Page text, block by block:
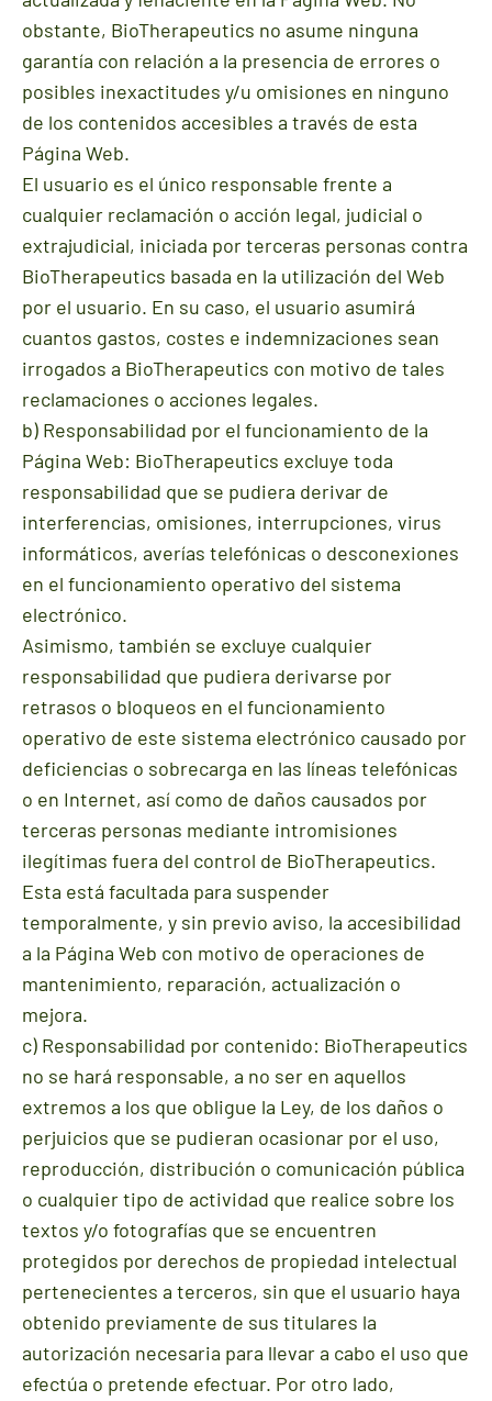
obstante, BioTherapeutics no asume ninguna
garantía con relación a la presencia de errores o
posibles inexactitudes y/u omisiones en ninguno
de los contenidos accesibles a través de esta
Página Web.
El usuario es el único responsable frente a
cualquier reclamación o acción legal, judicial o
extrajudicial, iniciada por terceras personas contra
BioTherapeutics basada en la utilización del Web
por el usuario. En su caso, el usuario asumirá
cuantos gastos, costes e indemnizaciones sean
irrogados a BioTherapeutics con motivo de tales
reclamaciones o acciones legales.
b) Responsabilidad por el funcionamiento de la
Página Web: BioTherapeutics excluye toda
responsabilidad que se pudiera derivar de
interferencias, omisiones, interrupciones, virus
informáticos, averías telefónicas o desconexiones
en el funcionamiento operativo del sistema
electrónico.
Asimismo, también se excluye cualquier
responsabilidad que pudiera derivarse por
retrasos o bloqueos en el funcionamiento
operativo de este sistema electrónico causado por
deficiencias o sobrecarga en las líneas telefónicas
o en Internet, así como de daños causados por
terceras personas mediante intromisiones
ilegítimas fuera del control de BioTherapeutics.
Esta está facultada para suspender
temporalmente, y sin previo aviso, la accesibilidad
a la Página Web con motivo de operaciones de
mantenimiento, reparación, actualización o
mejora.
c) Responsabilidad por contenido: BioTherapeutics
no se hará responsable, a no ser en aquellos
extremos a los que obligue la Ley, de los daños o
perjuicios que se pudieran ocasionar por el uso,
reproducción, distribución o comunicación pública
o cualquier tipo de actividad que realice sobre los
textos y/o fotografías que se encuentren
protegidos por derechos de propiedad intelectual
pertenecientes a terceros, sin que el usuario haya
obtenido previamente de sus titulares la
autorización necesaria para llevar a cabo el uso que
efectúa o pretende efectuar. Por otro lado,